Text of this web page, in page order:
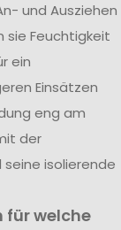
und Ausziehen
sie Feuchtigkeit
ein
Einsätzen
eng am
der
isolierende
für welche